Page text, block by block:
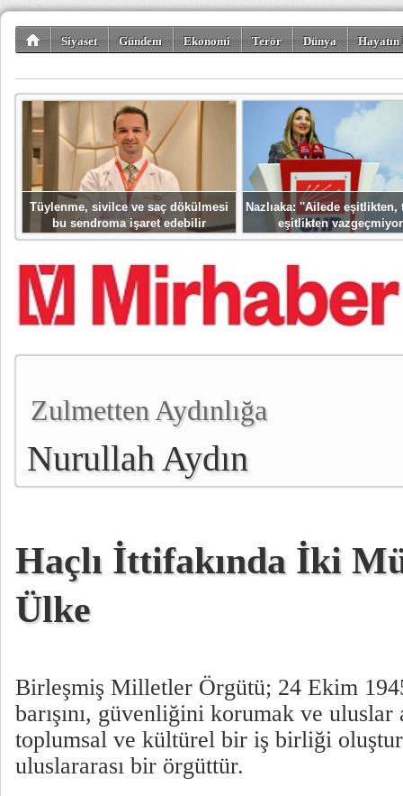
Siyaset Gündem Ekonomi Terör Dünya
Tüylenme, sivilce ve saç dökülmesi
bu sendroma işaret edebilir
Nazlıaka: ''Ailede eşitlikten,
eşitlikten
Zulmetten Aydınlığa
Nurullah Aydın
Haçlı İttifakında İki
Ülke
Birleşmiş Milletler Örgütü; 24 Ekim
barışını, güvenliğini korumak ve uluslar
toplumsal ve kültürel bir iş birliği
uluslararası bir örgüttür.